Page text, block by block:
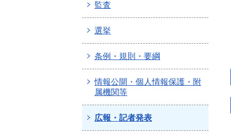
監査
選挙
条例・規則・要綱
情報公開・個人情報保護・附
属機関等
広報・記者発表